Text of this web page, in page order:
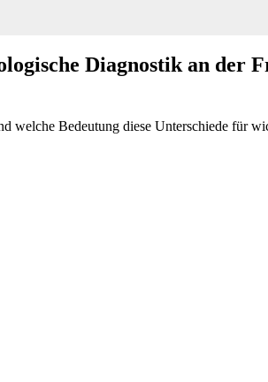
Diagnostik an der
welche Bedeutung diese Unterschiede für